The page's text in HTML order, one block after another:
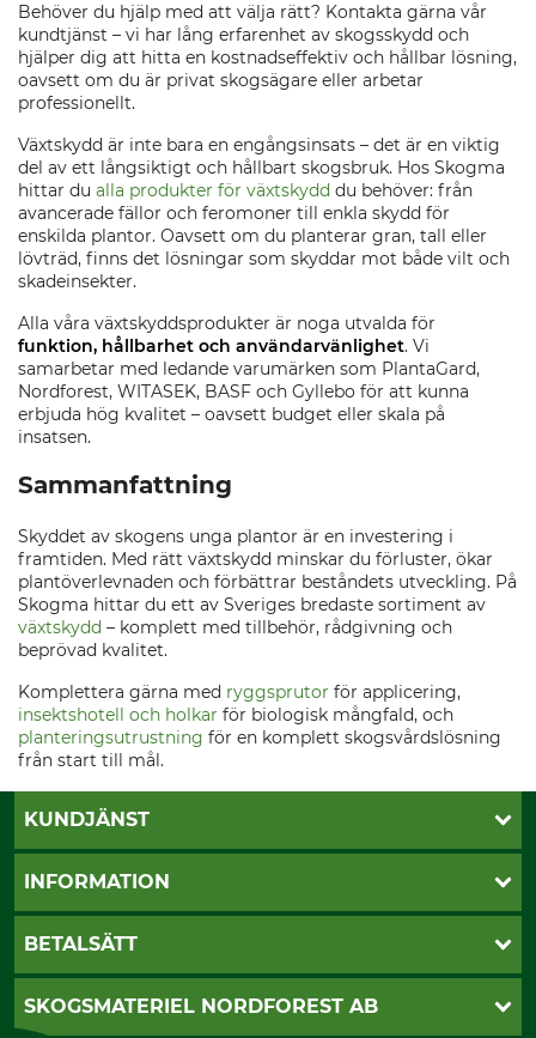
Behöver du hjälp med att välja rätt? Kontakta gärna vår
kundtjänst – vi har lång erfarenhet av skogsskydd och
hjälper dig att hitta en kostnadseffektiv och hållbar lösning,
oavsett om du är privat skogsägare eller arbetar
professionellt.
Växtskydd är inte bara en engångsinsats – det är en viktig
del av ett långsiktigt och hållbart skogsbruk. Hos Skogma
hittar du alla produkter för växtskydd du behöver: från
avancerade fällor och feromoner till enkla skydd för
enskilda plantor. Oavsett om du planterar gran, tall eller
lövträd, finns det lösningar som skyddar mot både vilt och
skadeinsekter.
Alla våra växtskyddsprodukter är noga utvalda för
funktion, hållbarhet och användarvänlighet. Vi
samarbetar med ledande varumärken som PlantaGard,
Nordforest, WITASEK, BASF och Gyllebo för att kunna
erbjuda hög kvalitet – oavsett budget eller skala på
insatsen.
Sammanfattning
Skyddet av skogens unga plantor är en investering i
framtiden. Med rätt växtskydd minskar du förluster, ökar
plantöverlevnaden och förbättrar beståndets utveckling. På
Skogma hittar du ett av Sveriges bredaste sortiment av
växtskydd – komplett med tillbehör, rådgivning och
beprövad kvalitet.
Komplettera gärna med ryggsprutor för applicering,
insektshotell och holkar för biologisk mångfald, och
planteringsutrustning för en komplett skogsvårdslösning
från start till mål.
KUNDJÄNST
Öppettider
Vanliga frågor
INFORMATION
Butik Vansbro
BETALSÄTT
Klarna
Faktura
SKOGSMATERIEL NORDFOREST AB